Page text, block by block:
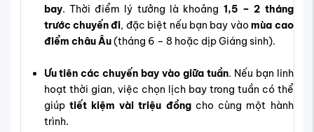
bay. Thời điểm lý tưởng là khoảng 1,5 – 2 tháng
trước chuyến đi, đặc biệt nếu bạn bay vàomùa cao
điểm châu Âu(tháng 6 – 8 hoặc dịp Giáng sinh).
Ưu tiên các chuyến bay vào giữa tuần. Nếu bạn linh
hoạt thời gian, việc chọn lịch bay trong tuần có thể
giúp tiết kiệm vài triệu đồngcho cùng một hành
trình.